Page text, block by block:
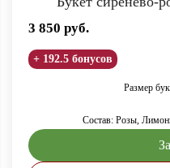
3 850 руб.
+ 192.5 бонусов
Размер
Состав: Розы,